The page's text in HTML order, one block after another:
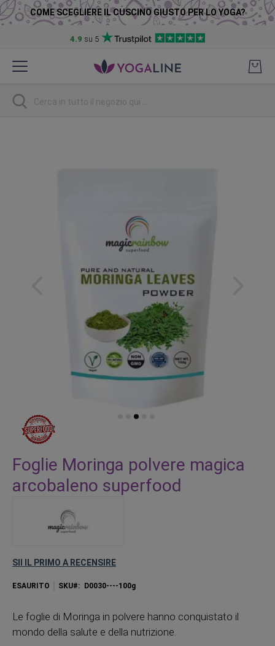
COME SCEGLIERE IL CUSCINO GIUSTO PER LO YOGA?
4.9 su 5
al
Ricerca
all'inizio
della
galleria
Foglie Moringa polvere magica
arcobaleno superfood
SII IL PRIMO A RECENSIRE
ESAURITO SKU D0030----100g
Le foglie di Moringa in polvere hanno conquistato il
mondo della salute e della nutrizione.